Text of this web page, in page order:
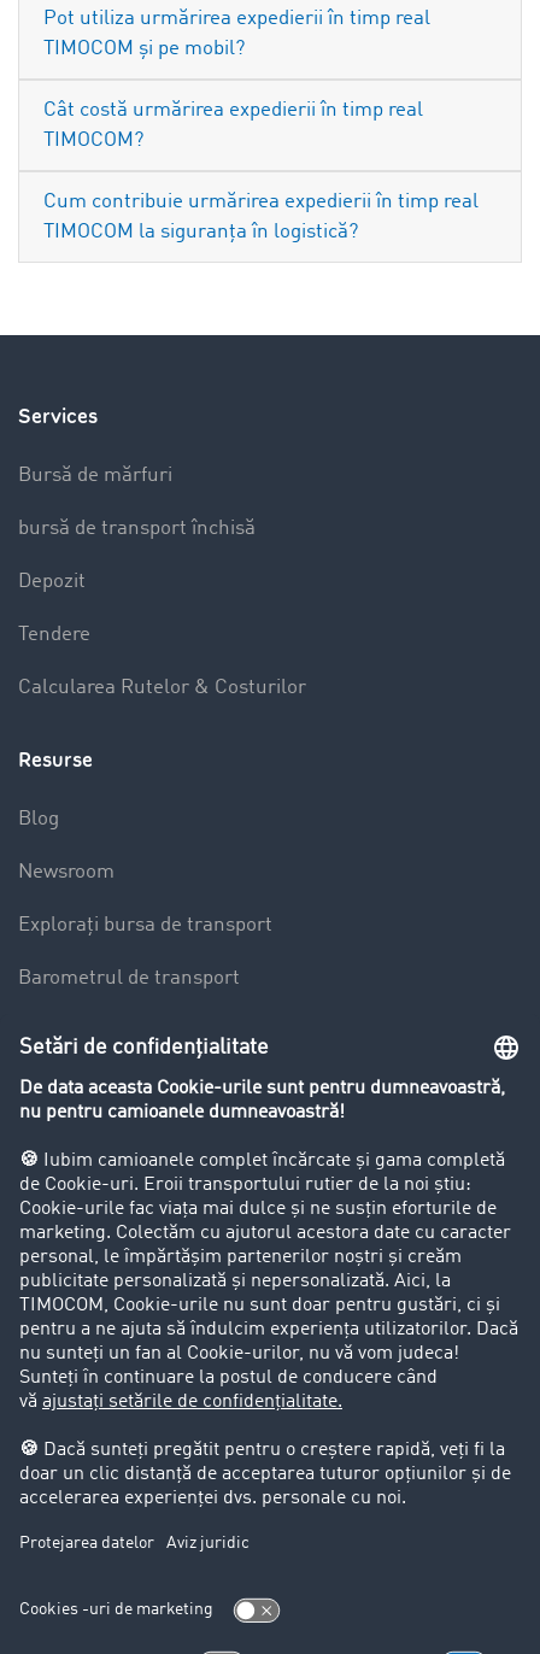
Pot utiliza urmărirea expedierii în timp real
TIMOCOM și pe mobil?
Cât costă urmărirea expedierii în timp real
TIMOCOM?
Cum contribuie urmărirea expedierii în timp real
TIMOCOM la siguranța în logistică?
Services
Bursă de mărfuri
bursă de transport închisă
Depozit
Tendere
Calcularea Rutelor & Costurilor
Resurse
Blog
Newsroom
Explorați bursa de transport
Barometrul de transport
Lexicon de Transport
Restricții de circulație pentru autocamioane
Firma
Success Stories
Clienții aduc clienți
Aspecte legale
Impressum
Protecția datelor
Cookie-Einstellungen
Support